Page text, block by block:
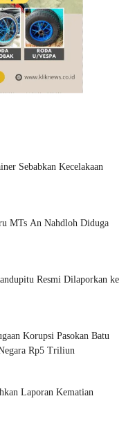
Sebabkan Kecelakaan
MTs An Nahdloh Diduga
Resmi Dilaporkan ke
Korupsi Pasokan Batu
Rp5 Triliun
Laporan Kematian